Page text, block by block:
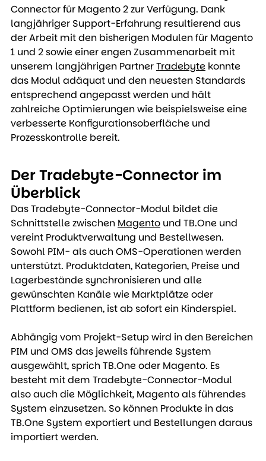
Connector für Magento 2 zur Verfügung. Dank
langjähriger Support-Erfahrung resultierend aus
der Arbeit mit den bisherigen Modulen für Magento
1 und 2 sowie einer engen Zusammenarbeit mit
unserem langjährigen Partner Tradebyte konnte
das Modul adäquat und den neuesten Standards
entsprechend angepasst werden und hält
zahlreiche Optimierungen wie beispielsweise eine
verbesserte Konfigurationsoberfläche und
Prozesskontrolle bereit.
Der Tradebyte-Connector im
Überblick
Das Tradebyte-Connector-Modul bildet die
Schnittstelle zwischen Magento und TB.One und
vereint Produktverwaltung und Bestellwesen.
Sowohl PIM- als auch OMS-Operationen werden
unterstützt. Produktdaten, Kategorien, Preise und
Lagerbestände synchronisieren und alle
gewünschten Kanäle wie Marktplätze oder
Plattform bedienen, ist ab sofort ein Kinderspiel.
Abhängig vom Projekt-Setup wird in den Bereichen
PIM und OMS das jeweils führende System
ausgewählt, sprich TB.One oder Magento. Es
besteht mit dem Tradebyte-Connector-Modul
also auch die Möglichkeit, Magento als führendes
System einzusetzen. So können Produkte in das
TB.One System exportiert und Bestellungen daraus
importiert werden.